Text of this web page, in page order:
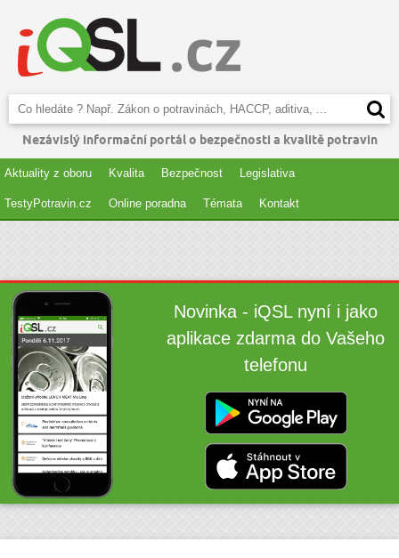
Nezávislý informační portál o bezpečnosti a kvalitě potravin
Aktuality z oboru Kvalita Bezpečnost Legislativa
TestyPotravin.cz Online poradna Témata Kontakt
Novinka - iQSL nyní i jako
aplikace zdarma do Vašeho
telefonu